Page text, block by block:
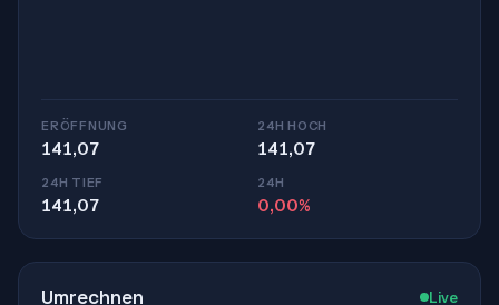
ERÖFFNUNG
141,07
24H HOCH
141,07
24H TIEF
141,07
24H
0,00%
Umrechnen Live